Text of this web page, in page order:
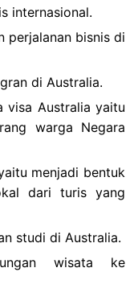
internasional.
perjalanan bisnis di
di Australia.
visa Australia yaitu
warga Negara
menjadi bentuk
dari turis yang
studi di Australia.
wisata ke